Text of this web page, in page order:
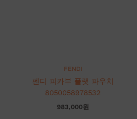
FENDI
펜디 피카부 플랫 파우치
8050058978532
983,000원